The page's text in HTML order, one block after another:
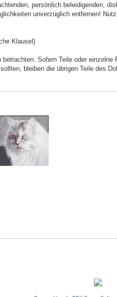
persönlich beleidigenden,
unverzüglich entfernen!
Klausel)
Sofern Teile oder einzelne
bleiben die übrigen Teile des